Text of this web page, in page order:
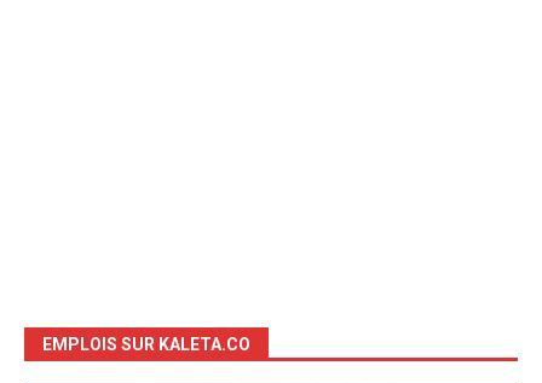
EMPLOIS SUR KALETA.CO